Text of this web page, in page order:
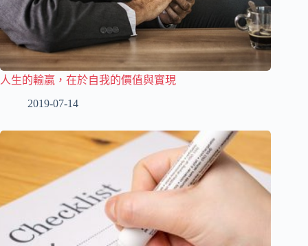
人生的輸贏，在於自我的價值與實現
2019-07-14